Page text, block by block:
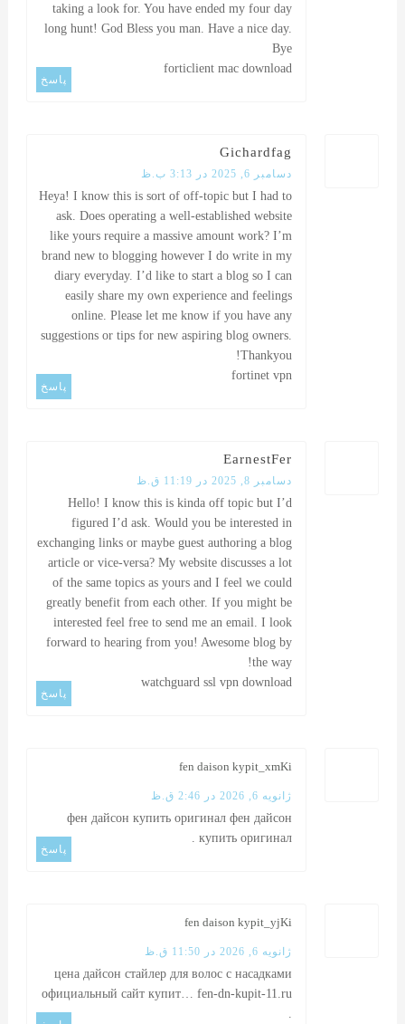
taking a look for. You have ended my four day
long hunt! God Bless you man. Have a nice day.
Bye
forticlient mac download
پاسخ
Gichardfag
دسامبر 6, 2025 در 3:13 ب.ظ
Heya! I know this is sort of off-topic but I had to
ask. Does operating a well-established website
like yours require a massive amount work? I’m
brand new to blogging however I do write in my
diary everyday. I’d like to start a blog so I can
easily share my own experience and feelings
online. Please let me know if you have any
suggestions or tips for new aspiring blog owners.
Thankyou!
fortinet vpn
پاسخ
EarnestFer
دسامبر 8, 2025 در 11:19 ق.ظ
Hello! I know this is kinda off topic but I’d
figured I’d ask. Would you be interested in
exchanging links or maybe guest authoring a blog
article or vice-versa? My website discusses a lot
of the same topics as yours and I feel we could
greatly benefit from each other. If you might be
interested feel free to send me an email. I look
forward to hearing from you! Awesome blog by
the way!
watchguard ssl vpn download
پاسخ
fen daison kypit_xmKi
ژانویه 6, 2026 در 2:46 ق.ظ
фен дайсон купить оригиналфен дайсон
купить оригинал
.
پاسخ
fen daison kypit_yjKi
ژانویه 6, 2026 در 11:50 ق.ظ
цена дайсон стайлер для волос с насадками
официальный сайт купит…fen-dn-kupit-11.ru
.